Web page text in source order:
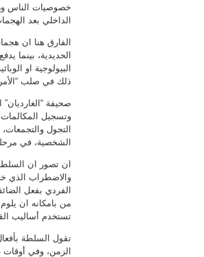
خصوصيات الناس
الداخلي بعد
الفارق هنا ان
الحديدية، بينما
البيولوجية او
ذلك في صلب
وتسجيل
التجول
الشخصية، في
ان تصور ان
والاضطراب الذي
الفردي بفعل
من بامكانه ان
تستخدم أساليب
تقول السلطة
الزمن، وفي أوقات